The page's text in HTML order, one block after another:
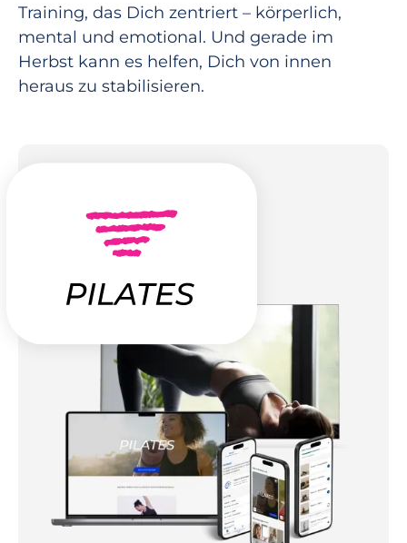
Training, das Dich zentriert – körperlich,
mental und emotional. Und gerade im
Herbst kann es helfen, Dich von innen
heraus zu stabilisieren.